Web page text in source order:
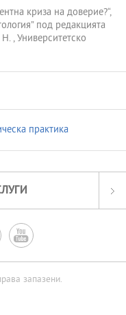
криза на доверие?“,
под редакцията
, Университетско
практика

запазени.